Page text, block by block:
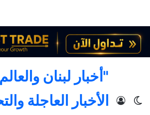
"أخبار لبنان
الأخبار العاجلةالوضع المظلم
تسجيل الدخول